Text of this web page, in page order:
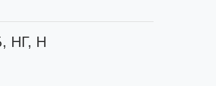
НГ, Н